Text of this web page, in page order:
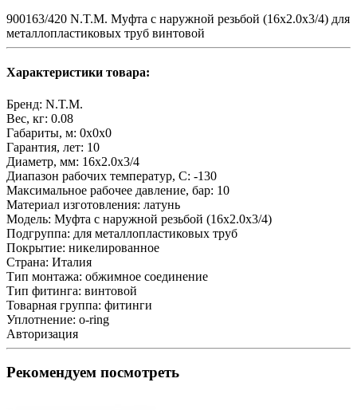
900163/420 N.T.M. Муфта с наружной резьбой (16х2.0х3/4) для
металлопластиковых труб винтовой
Характеристики товара:
Бренд: N.T.M.
Вес, кг: 0.08
Габариты, м: 0x0x0
Гарантия, лет: 10
Диаметр, мм: 16х2.0х3/4
Диапазон рабочих температур, С: -130
Максимальное рабочее давление, бар: 10
Материал изготовления: латунь
Модель: Муфта с наружной резьбой (16х2.0х3/4)
Подгруппа: для металлопластиковых труб
Покрытие: никелированное
Страна: Италия
Тип монтажа: обжимное соединение
Тип фитинга: винтовой
Товарная группа: фитинги
Уплотнение: o-ring
Авторизация
Рекомендуем посмотреть